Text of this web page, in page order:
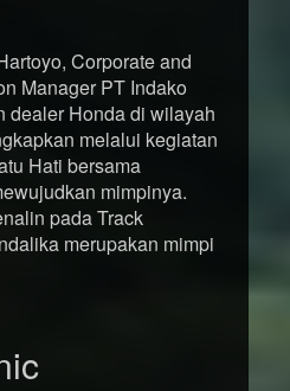
Corporate and
Manager PT Indako
dealer Honda di wilayah
melalui kegiatan
Hati bersama
mimpinya.
pada Track
merupakan mimpi